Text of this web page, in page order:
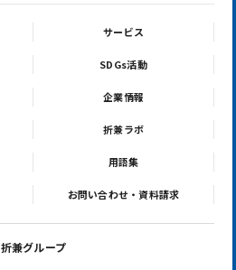
サービス
SDGs活動
企業情報
折兼ラボ
用語集
お問い合わせ・資料請求
折兼グループ